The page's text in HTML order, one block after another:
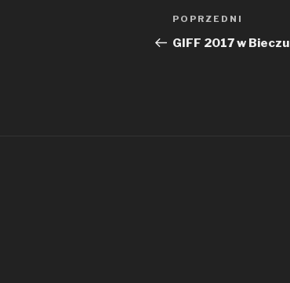
Nawigacja
wpisu
Poprzedni
wpis
POPRZEDNI
GIFF 2017 w Bieczu